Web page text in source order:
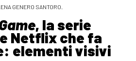
GENERO SANTORO.
, la serie
Netflix che fa
elementi visivi